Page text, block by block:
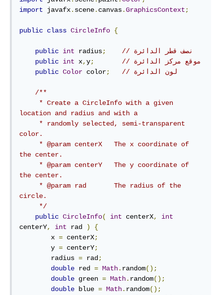
import javafx. scene. canvas.GraphicsContext;
public class CircleInfo {
public int radius;
// نصف قطر الدائرة
public int x,y;
// موقع مركز الدائرة
public Color color; // لون الدائرة
/**
location and radius and with a
color.
the center.
the center.
circle.
     */
public CircleInfo( int centerX,
int
centerY, int rad )
{
        x
= centerX;
        y
= centerY;
        radius
= rad;
double red = Math. random();
double green = Math. random();
double blue = Math. random();